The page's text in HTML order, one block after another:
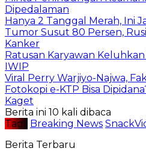
Dipedalaman
Hanya 2 Tanggal Merah, Ini
Tumor Susut 80 Persen,
Kanker
Ratusan Karyawan
IWIP
Viral Perry Warjiyo-Najwa,
Fotokopi e-KTP Bisa
Kaget
Berita ini 10 kali dibaca
Tag :
Breaking News
Berita Terbaru